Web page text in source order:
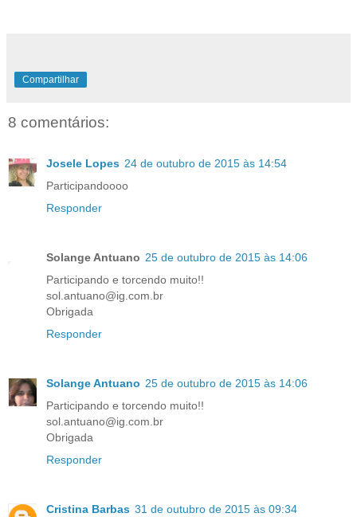
Compartilhar
8 comentários:
Josele Lopes 24 de outubro de 2015 às 14:54
Participandoooo
Responder
Solange Antuano 25 de outubro de 2015 às 14:06
Participando e torcendo muito!!
sol.antuano@ig.com.br
Obrigada
Responder
Solange Antuano 25 de outubro de 2015 às 14:06
Participando e torcendo muito!!
sol.antuano@ig.com.br
Obrigada
Responder
Cristina Barbas 31 de outubro de 2015 às 09:34